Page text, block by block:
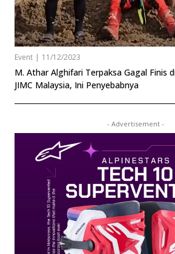
Event | 11/12/2023
M. Athar Alghifari Terpaksa Gagal Finis
JIMC Malaysia, Ini Penyebabnya
- Advertisement -